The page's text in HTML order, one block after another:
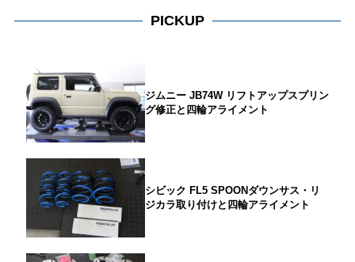
PICKUP
ジムニー JB74W リフトアップスプリン
グ修正と四輪アライメント
シビック FL5 SPOONダウンサス・リ
ジカラ取り付けと四輪アライメント